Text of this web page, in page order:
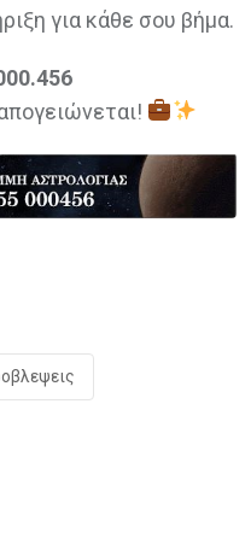
για κάθε σου βήμα.